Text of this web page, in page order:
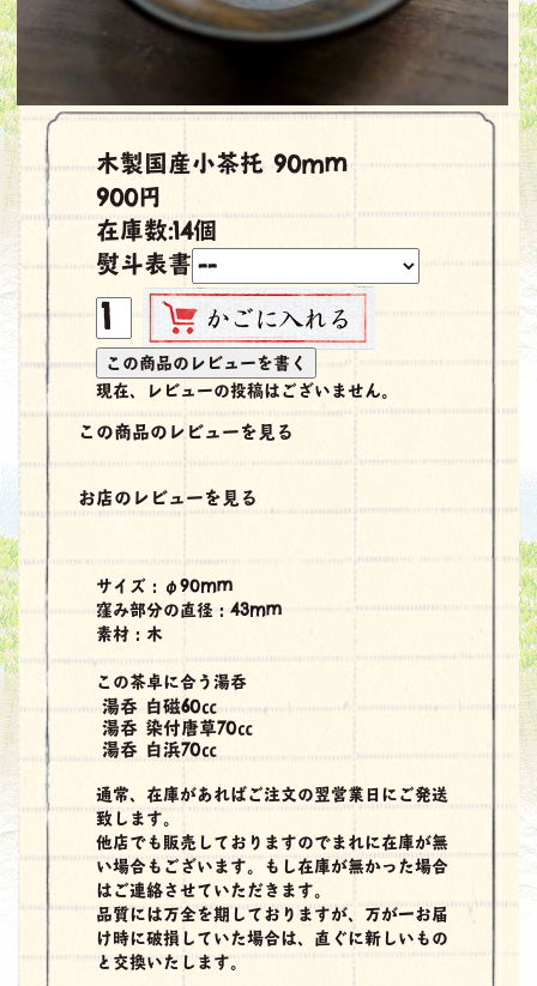
木製国産小茶托 90mm
900円
在庫数:14個
熨斗表書
現在、レビューの投稿はございません。
この商品のレビューを見る
お店のレビューを見る
サイズ：φ90mm
窪み部分の直径：43mm
素材：木
この茶卓に合う湯呑
湯呑 白磁60㏄
湯呑 染付唐草70㏄
湯呑 白浜70㏄
通常、在庫があればご注文の翌営業日にご発送
致します。
他店でも販売しておりますのでまれに在庫が無
い場合もございます。もし在庫が無かった場合
はご連絡させていただきます。
品質には万全を期しておりますが、万が一お届
け時に破損していた場合は、直ぐに新しいもの
と交換いたします。